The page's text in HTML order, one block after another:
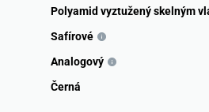
Polyamid vyztužený skelným
Safírové
Analogový
Černá